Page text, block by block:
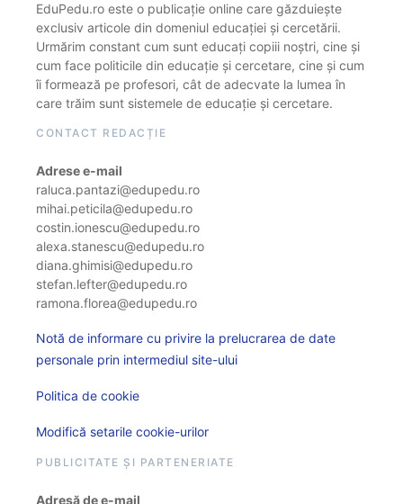
EduPedu.ro este o publicație online care găzduiește
exclusiv articole din domeniul educației și cercetării.
Urmărim constant cum sunt educați copiii noștri, cine și
cum face politicile din educație și cercetare, cine și cum
îi formează pe profesori, cât de adecvate la lumea în
care trăim sunt sistemele de educație și cercetare.
CONTACT REDACȚIE
Adrese e-mail
raluca.pantazi@edupedu.ro
mihai.peticila@edupedu.ro
costin.ionescu@edupedu.ro
alexa.stanescu@edupedu.ro
diana.ghimisi@edupedu.ro
stefan.lefter@edupedu.ro
ramona.florea@edupedu.ro
Notă de informare cu privire la prelucrarea de date
personale prin intermediul site-ului
Politica de cookie
Modifică setarile cookie-urilor
PUBLICITATE ȘI PARTENERIATE
Adresă de e-mail